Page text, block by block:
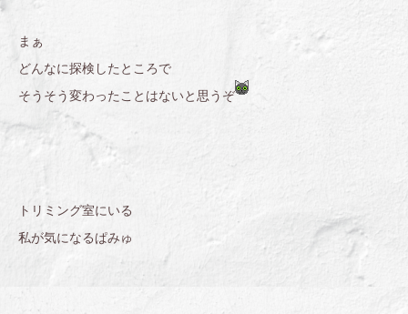
まぁ
どんなに探検したところで
そうそう変わったことはないと思うぞ
トリミング室にいる
私が気になるぱみゅ